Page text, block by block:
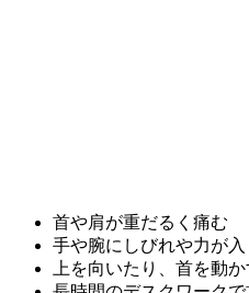
首や肩が重だるく痛む
手や腕にしびれや力が
上を向いたり、首を動